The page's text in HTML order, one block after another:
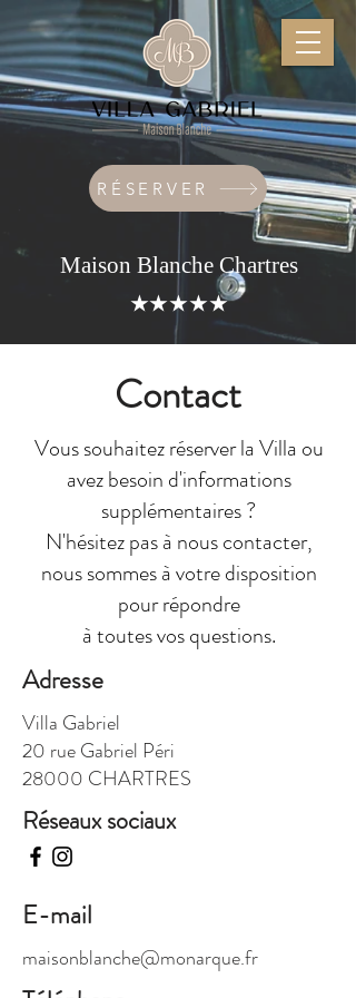
RÉSERVER
Maison Blanche Chartres
★★★★★
Contact
Vous souhaitez réserver la Villa ou
avez besoin d'informations
supplémentaires ?
N'hésitez pas à nous contacter,
nous sommes à votre disposition
pour répondre
à toutes vos questions.
Adresse
Villa Gabriel
20 rue Gabriel Péri
28000 CHARTRES
Réseaux sociaux
E-mail
maisonblanche@monarque.fr